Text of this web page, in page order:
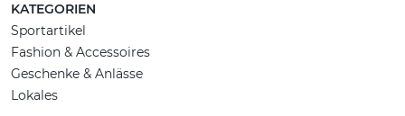
KATEGORIEN
Sportartikel
Fashion & Accessoires
Geschenke & Anlässe
Lokales